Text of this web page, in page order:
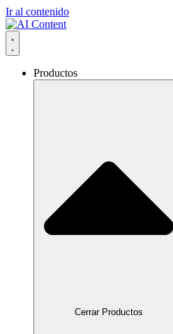
Ir al contenido
Productos
Cerrar Productos